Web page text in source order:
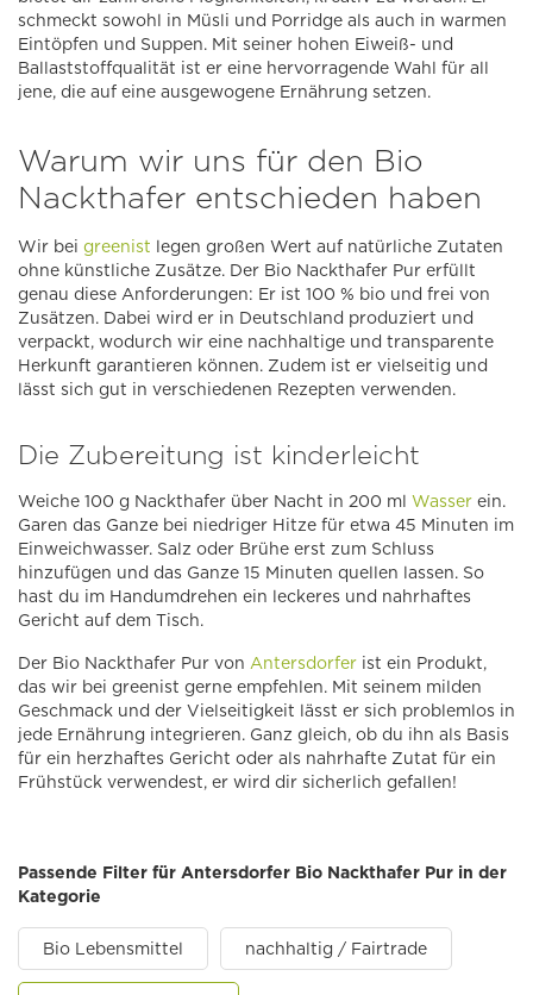
schmeckt sowohl in Müsli und Porridge als auch in warmen
Eintöpfen und Suppen. Mit seiner hohen Eiweiß- und
Ballaststoffqualität ist er eine hervorragende Wahl für all
jene, die auf eine ausgewogene Ernährung setzen.
Warum wir uns für den Bio
Nackthafer entschieden haben
Wir bei greenist legen großen Wert auf natürliche Zutaten
ohne künstliche Zusätze. Der Bio Nackthafer Pur erfüllt
genau diese Anforderungen: Er ist 100 % bio und frei von
Zusätzen. Dabei wird er in Deutschland produziert und
verpackt, wodurch wir eine nachhaltige und transparente
Herkunft garantieren können. Zudem ist er vielseitig und
lässt sich gut in verschiedenen Rezepten verwenden.
Die Zubereitung ist kinderleicht
Weiche 100 g Nackthafer über Nacht in 200 ml Wasser ein.
Garen das Ganze bei niedriger Hitze für etwa 45 Minuten im
Einweichwasser. Salz oder Brühe erst zum Schluss
hinzufügen und das Ganze 15 Minuten quellen lassen. So
hast du im Handumdrehen ein leckeres und nahrhaftes
Gericht auf dem Tisch.
Der Bio Nackthafer Pur von Antersdorfer ist ein Produkt,
das wir bei greenist gerne empfehlen. Mit seinem milden
Geschmack und der Vielseitigkeit lässt er sich problemlos in
jede Ernährung integrieren. Ganz gleich, ob du ihn als Basis
für ein herzhaftes Gericht oder als nahrhafte Zutat für ein
Frühstück verwendest, er wird dir sicherlich gefallen!
Passende Filter für Antersdorfer Bio Nackthafer Pur in der
Kategorie
Bio Lebensmittel nachhaltig / Fairtrade